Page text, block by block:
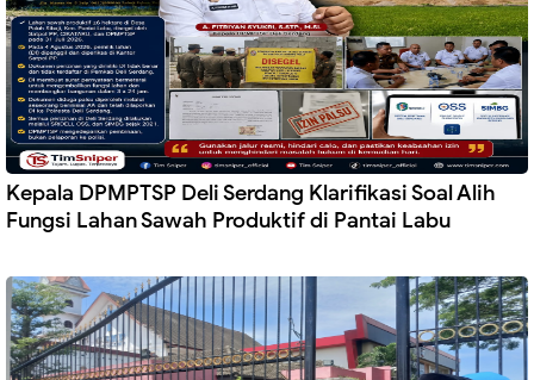
Kepala DPMPTSP Deli Serdang Klarifikasi Soal Alih
Fungsi Lahan Sawah Produktif di Pantai Labu